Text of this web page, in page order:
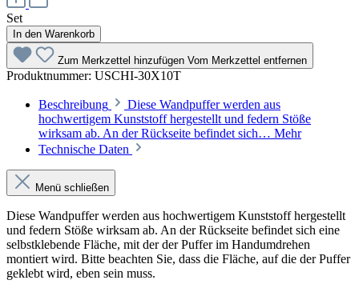
Set
In den Warenkorb
Zum Merkzettel hinzufügen Vom Merkzettel entfernen
Produktnummer: USCHI-30X10T
Beschreibung
Diese Wandpuffer werden aus
hochwertigem Kunststoff hergestellt und federn Stöße
wirksam ab. An der Rückseite befindet sich… Mehr
Technische Daten
Menü schließen
Diese Wandpuffer werden aus hochwertigem Kunststoff hergestellt
und federn Stöße wirksam ab. An der Rückseite befindet sich eine
selbstklebende Fläche, mit der der Puffer im Handumdrehen
montiert wird. Bitte beachten Sie, dass die Fläche, auf die der Puffer
geklebt wird, eben sein muss.